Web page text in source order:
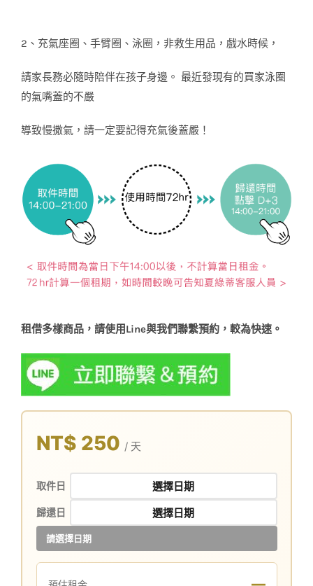
2、充氣座圈、手臂圈、泳圈，非救生用品，戲水時候，
請家長務必隨時陪伴在孩子身邊。 最近發現有的買家泳圈
的氣嘴蓋的不嚴
導致慢撒氣，請一定要記得充氣後蓋嚴！
租借多樣商品，請使用Line與我們聯繫預約，較為快速。
NT$ 250 / 天
取件日
歸還日
請選擇日期